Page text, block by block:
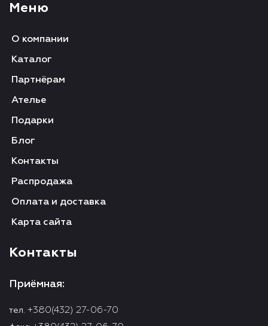
Меню
О компании
Каталог
Партнёрам
Ателье
Подарки
Блог
Контакты
Распродажа
Оплата и доставка
Карта сайта
Контакты
Приёмная:
тел. +380(432) 27-06-70